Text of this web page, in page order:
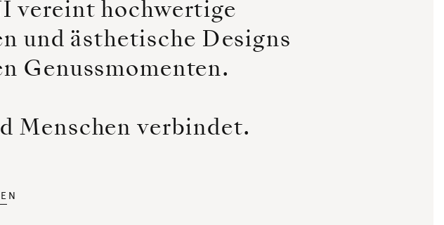
vereint hochwertige
und ästhetische Designs
Genussmomenten.
Menschen verbindet.